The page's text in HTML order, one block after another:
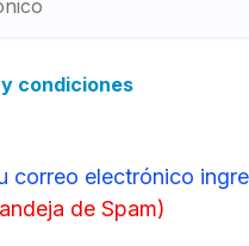
condiciones
correo electrónico
de Spam)